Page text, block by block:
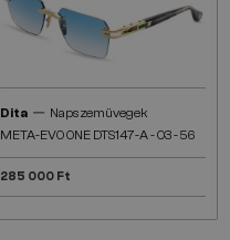
Dita — Napszemüvegek
META-EVO ONE DTS147-A - 03 - 56
285 000 Ft